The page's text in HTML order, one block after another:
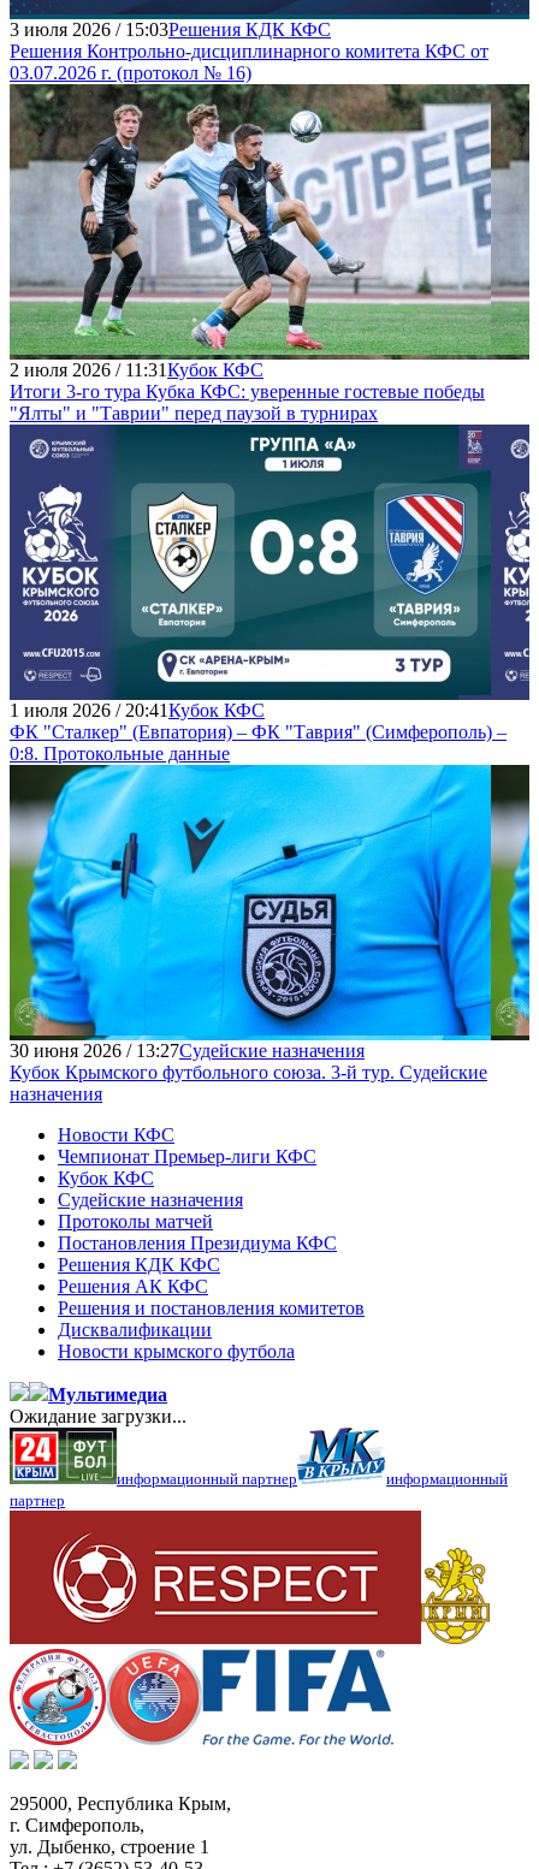
3 июля 2026 / 15:03Решения КДК КФС
Решения Контрольно-дисциплинарного комитета КФС от
03.07.2026 г. (протокол № 16)
2 июля 2026 / 11:31Кубок КФС
Итоги 3-го тура Кубка КФС: уверенные гостевые победы
"Ялты" и "Таврии" перед паузой в турнирах
1 июля 2026 / 20:41Кубок КФС
ФК "Сталкер" (Евпатория) – ФК "Таврия" (Симферополь) –
0:8. Протокольные данные
30 июня 2026 / 13:27Судейские назначения
Кубок Крымского футбольного союза. 3-й тур. Судейские
назначения
Новости КФС
Чемпионат Премьер-лиги КФС
Кубок КФС
Судейские назначения
Протоколы матчей
Постановления Президиума КФС
Решения КДК КФС
Решения АК КФС
Решения и постановления комитетов
Дисквалификации
Новости крымского футбола
Мультимедиа
Ожидание загрузки...
информационный партнер
информационный
партнер
295000, Республика Крым,
г. Симферополь,
ул. Дыбенко, строение 1